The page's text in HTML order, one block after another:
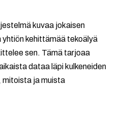
kuvaa jokaisen
yhtiön kehittämää tekoälyä
sen. Tämä tarjoaa
dataa läpi kulkeneiden
mitoista ja muista